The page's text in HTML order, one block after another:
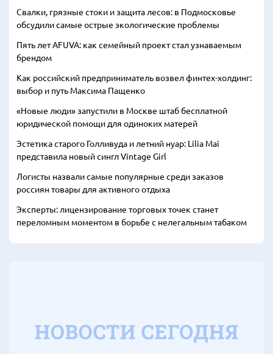
Свалки, грязные стоки и защита лесов: в Подмосковье
обсудили самые острые экологические проблемы
Пять лет AFUVA: как семейный проект стал узнаваемым
брендом
Как российский предприниматель возвел финтех-холдинг:
выбор и путь Максима Пащенко
«Новые люди» запустили в Москве штаб бесплатной
юридической помощи для одиноких матерей
Эстетика старого Голливуда и летний нуар: Lilia Mai
представила новый сингл Vintage Girl
Логисты назвали самые популярные среди заказов
россиян товары для активного отдыха
Эксперты: лицензирование торговых точек станет
переломным моментом в борьбе с нелегальным табаком